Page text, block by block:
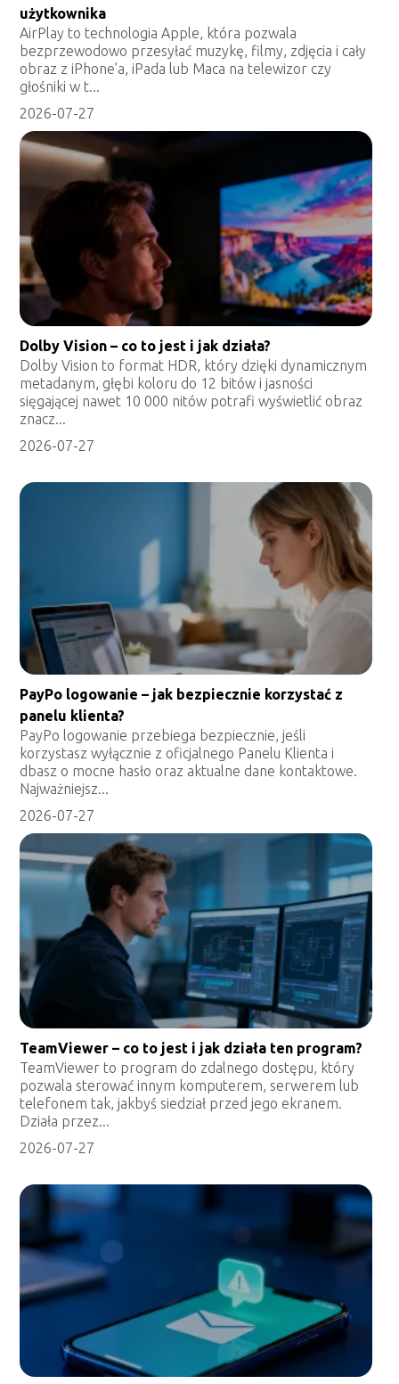
użytkownika
AirPlay to technologia Apple, która pozwala
bezprzewodowo przesyłać muzykę, filmy, zdjęcia i cały
obraz z iPhone’a, iPada lub Maca na telewizor czy
głośniki w t...
2026-07-27
Dolby Vision – co to jest i jak działa?
Dolby Vision to format HDR, który dzięki dynamicznym
metadanym, głębi koloru do 12 bitów i jasności
sięgającej nawet 10 000 nitów potrafi wyświetlić obraz
znacz...
2026-07-27
PayPo logowanie – jak bezpiecznie korzystać z
panelu klienta?
PayPo logowanie przebiega bezpiecznie, jeśli
korzystasz wyłącznie z oficjalnego Panelu Klienta i
dbasz o mocne hasło oraz aktualne dane kontaktowe.
Najważniejsz...
2026-07-27
TeamViewer – co to jest i jak działa ten program?
TeamViewer to program do zdalnego dostępu, który
pozwala sterować innym komputerem, serwerem lub
telefonem tak, jakbyś siedział przed jego ekranem.
Działa przez...
2026-07-27